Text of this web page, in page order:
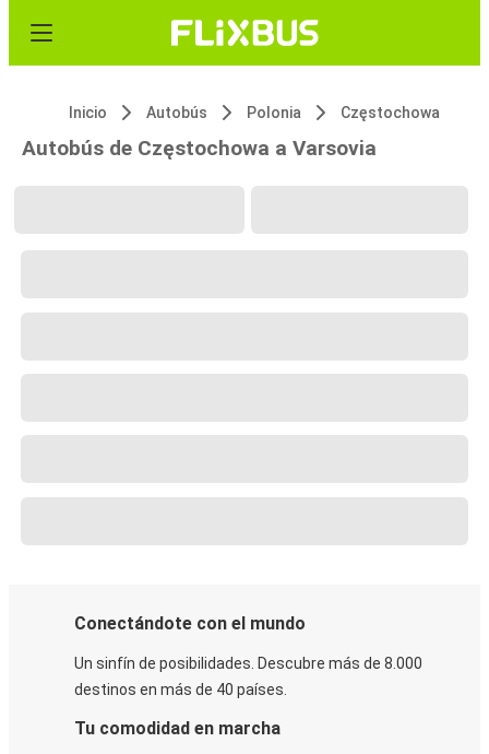
Inicio Autobús Polonia Częstochowa
Autobús de Częstochowa a Varsovia
Conectándote con el mundo
Un sinfín de posibilidades. Descubre más de 8.000
destinos en más de 40 países.
Tu comodidad en marcha